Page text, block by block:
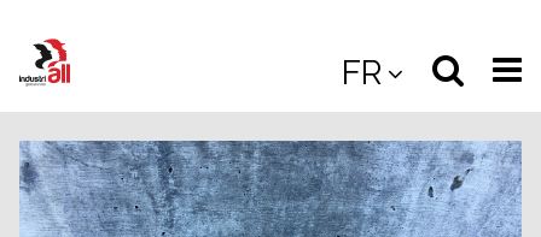
main
FR
Select
the
site